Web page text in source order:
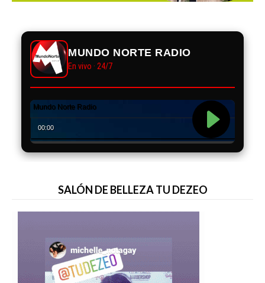
MUNDO NORTE RADIO
En vivo · 24/7
SALÓN DE BELLEZA TU DEZEO